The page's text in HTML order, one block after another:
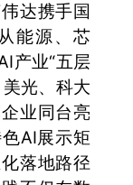
达携手国
能源、芯
产业“五层
光、科大
业同台亮
AI展示矩
落地路径